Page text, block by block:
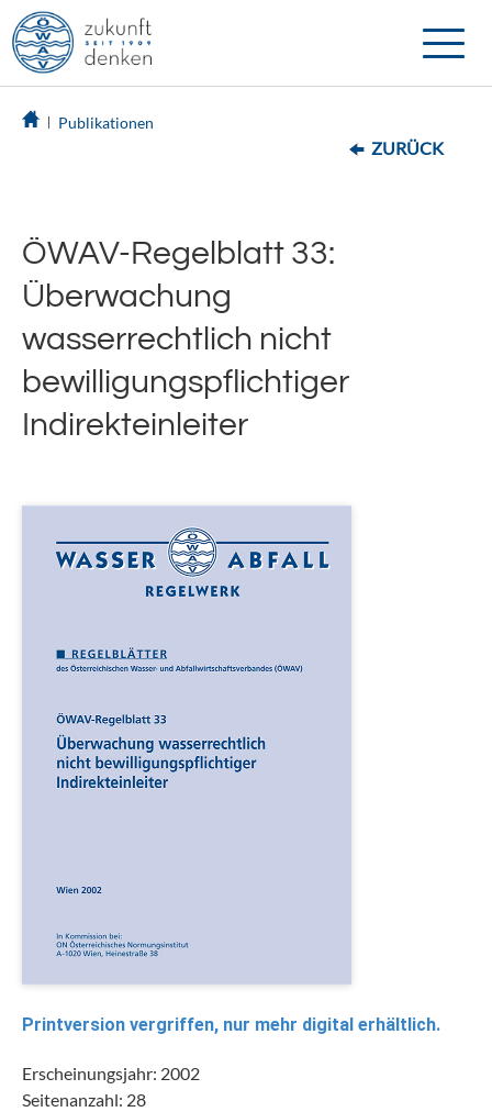
Toggle
Publikationen
ZURÜCK
ÖWAV-Regelblatt 33:
Überwachung
wasserrechtlich nicht
bewilligungspflichtiger
Indirekteinleiter
Printversion vergriffen, nur mehr digital erhältlich.
Erscheinungsjahr: 2002
Seitenanzahl: 28